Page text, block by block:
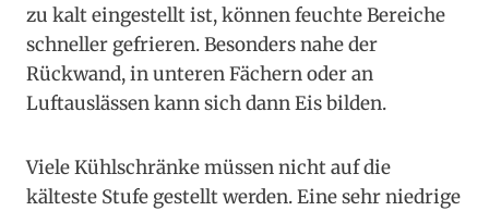
zu kalt eingestellt ist, können feuchte Bereiche
schneller gefrieren. Besonders nahe der
Rückwand, in unteren Fächern oder an
Luftauslässen kann sich dann Eis bilden.
Viele Kühlschränke müssen nicht auf die
kälteste Stufe gestellt werden. Eine sehr niedrige